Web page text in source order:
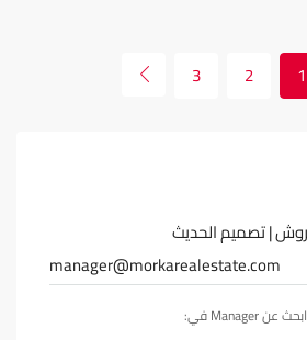
1
2
3
manager@morkarealestate.com
ابحث عن Manager في: